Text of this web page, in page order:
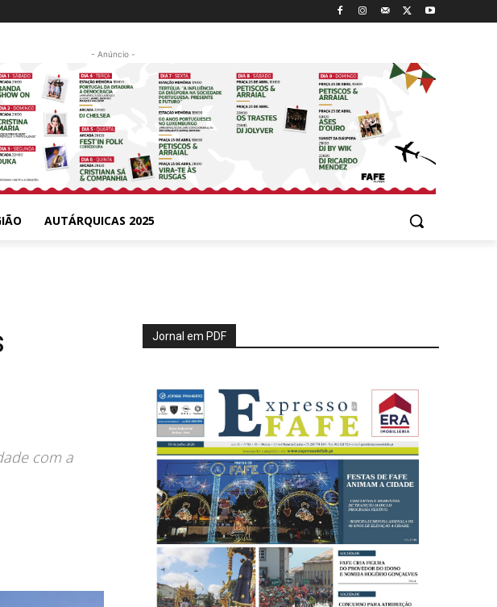
- Anúncio -
AUTÁRQUICAS 2025
com a
Jornal em PDF